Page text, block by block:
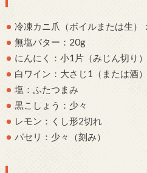
冷凍カニ爪（ボイルまたは生）
無塩バター：20g
にんにく：小1片（みじん切り）
白ワイン：大さじ1（または酒）
塩：ふたつまみ
黒こしょう：少々
レモン：くし形2切れ
パセリ：少々（刻み）